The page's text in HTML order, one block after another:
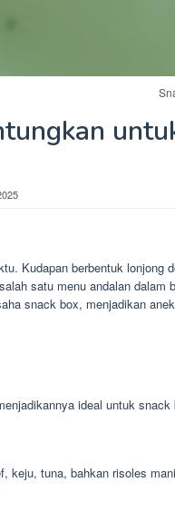
Kudapan berbentuk lonjong
satu menu andalan dalam
snack box, menjadikan
ideal untuk
keju, tuna, bahkan risoles